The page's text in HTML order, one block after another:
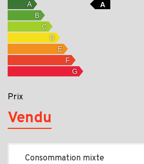
A
Prix
Vendu
Consommation mixte